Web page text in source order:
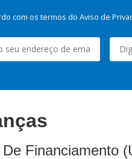
com os termos do Aviso de
De Financiamento